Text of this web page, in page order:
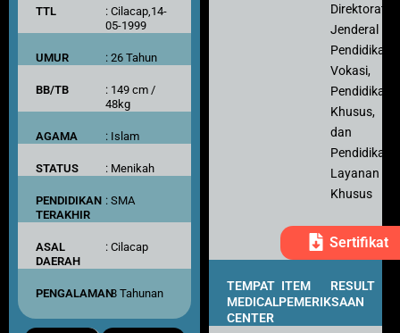
TTL
: Cilacap,14-
05-1999
UMUR : 26 Tahun
BB/TB
: 149 cm /
48kg
AGAMA : Islam
STATUS : Menikah
PENDIDIKAN
TERAKHIR
: SMA
ASAL
DAERAH
: Cilacap
PENGALAMAN: 8 Tahunan
Direktorat
Jenderal
Pendidikan
Vokasi,
Pendidikan
Khusus,
dan
Pendidikan
Layanan
Khusus
Sertifikat
TEMPAT
MEDICAL
CENTER
ITEM
PEMERIKSAAN
RESULT